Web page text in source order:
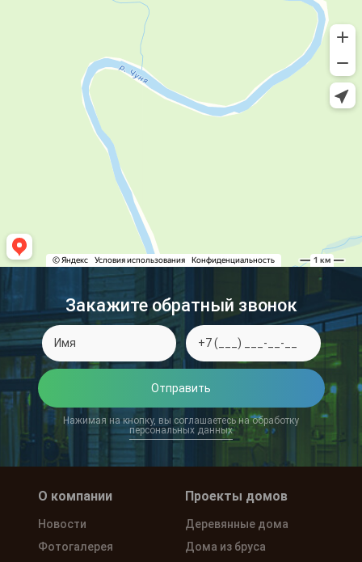
Закажите обратный звонок
Отправить
Нажимая на кнопку, вы соглашаетесь на обработку
персональных данных
О компании
Новости
Фотогалерея
Проекты домов
Деревянные дома
Дома из бруса